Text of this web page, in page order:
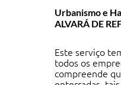
Urbanismo e
ALVARÁ DE
Este serviço
todos os
compreende